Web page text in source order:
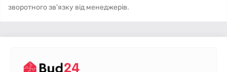
зворотного зв'язку від менеджерів.